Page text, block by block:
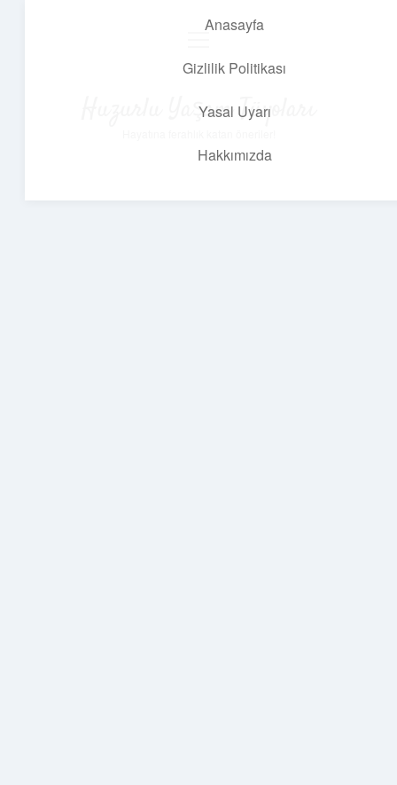
Anasayfa
Gizlilik Politikası
Yasal Uyarı
Hakkımızda
Huzurlu Yaşam Tüyoları